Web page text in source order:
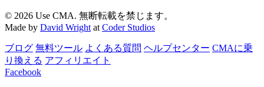
© 2026 Use CMA. 無断転載を禁じます。
Made by David Wright at Coder Studios
ブログ 無料ツール よくある質問 ヘルプセンター CMAに乗
り換える アフィリエイト
Facebook